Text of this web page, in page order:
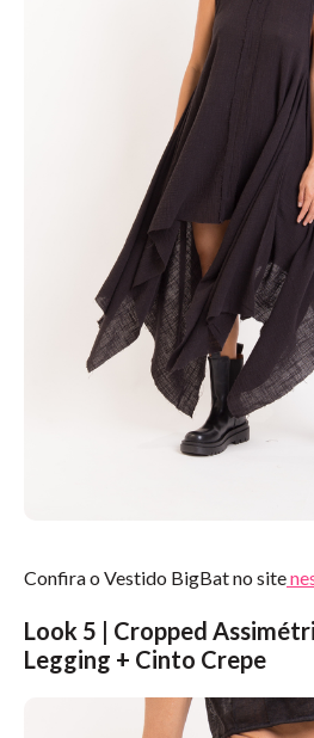
Confira o Vestido BigBat no site
Look 5 | Cropped
Legging + Cinto Crepe